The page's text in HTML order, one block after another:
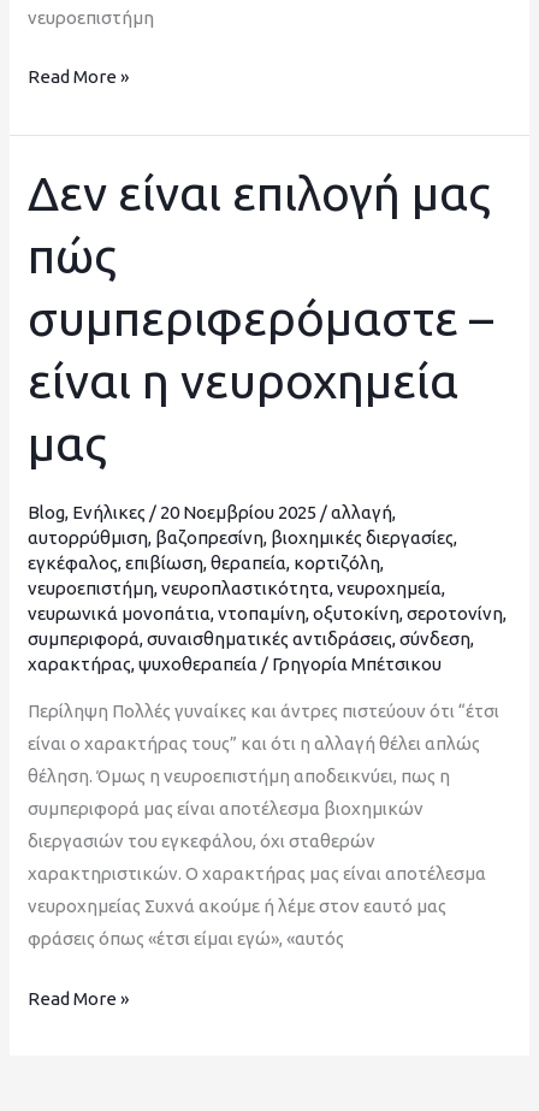
νευροεπιστήμη
Read More »
Δεν είναι επιλογή μας
πώς
συμπεριφερόμαστε –
είναι η νευροχημεία
μας
Blog, Ενήλικες / 20 Νοεμβρίου 2025 /αλλαγή,
αυτορρύθμιση, βαζοπρεσίνη, βιοχημικές διεργασίες,
εγκέφαλος,επιβίωση,θεραπεία, κορτιζόλη,
νευροεπιστήμη,νευροπλαστικότητα,νευροχημεία,
νευρωνικά μονοπάτια,ντοπαμίνη,οξυτοκίνη,σεροτονίνη,
συμπεριφορά,συναισθηματικές αντιδράσεις,σύνδεση,
χαρακτήρας,ψυχοθεραπεία / Γρηγορία Μπέτσικου
Περίληψη Πολλές γυναίκες και άντρες πιστεύουν ότι “έτσι
είναι ο χαρακτήρας τους” και ότι η αλλαγή θέλει απλώς
θέληση. Όμως η νευροεπιστήμη αποδεικνύει, πως η
συμπεριφορά μας είναι αποτέλεσμα βιοχημικών
διεργασιών του εγκεφάλου, όχι σταθερών
χαρακτηριστικών. Ο χαρακτήρας μας είναι αποτέλεσμα
νευροχημείας Συχνά ακούμε ή λέμε στον εαυτό μας
φράσεις όπως «έτσι είμαι εγώ», «αυτός
Δεν
είναι
επιλογή
μας
πώς
συμπεριφερόμαστε
–
είναι
η
νευροχημεία
μας
Read More »